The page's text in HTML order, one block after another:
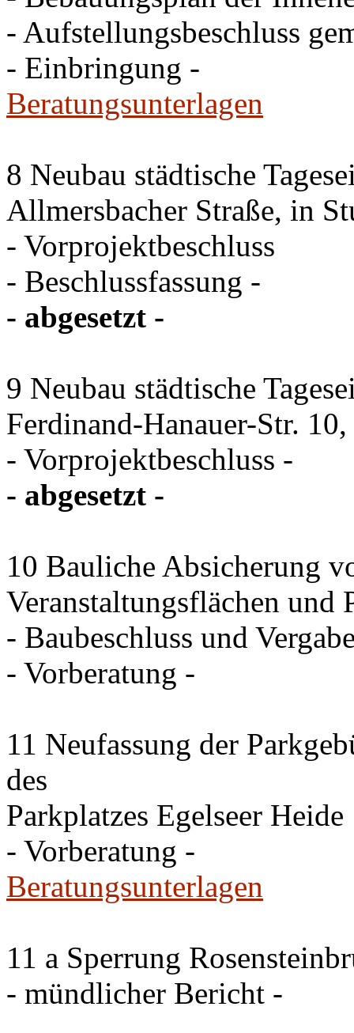
- Aufstellungsbeschluss
- Einbringung -
Beratungsunterlagen
8 Neubau städtische
Allmersbacher Straße, in
- Vorprojektbeschluss
- Beschlussfassung -
- abgesetzt -
9 Neubau städtische
Ferdinand-Hanauer-Str.
- Vorprojektbeschluss -
- abgesetzt -
10 Bauliche Absicherung
Veranstaltungsflächen und
- Baubeschluss und
- Vorberatung -
11 Neufassung der
des
Parkplatzes Egelseer Heide
- Vorberatung -
Beratungsunterlagen
11 a Sperrung
- mündlicher Bericht -